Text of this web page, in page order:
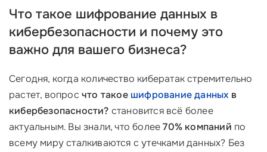
Что такое шифрование данных в
кибербезопасности и почему это
важно для вашего бизнеса?
Сегодня, когда количество кибератак стремительно
растет, вопрос что такое шифрование данных в
кибербезопасности? становится всё более
актуальным. Вы знали, что более70% компаний по
всему миру сталкиваются с утечками данных? Без